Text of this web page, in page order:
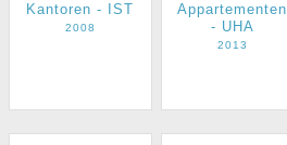
Kantoren - IST
2008
Appartementen
- UHA
2013